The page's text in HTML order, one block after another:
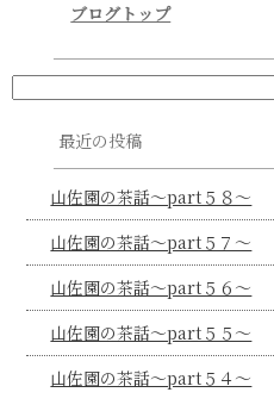
ブログトップ
最近の投稿
山佐園の茶話～part５８～
山佐園の茶話～part５７～
山佐園の茶話～part５６～
山佐園の茶話～part５５～
山佐園の茶話～part５４～